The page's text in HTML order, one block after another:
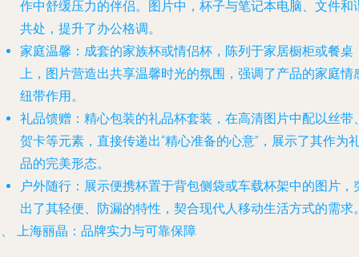
作中舒缓压力的伴侣。图片中，杯子与笔记本电脑、文件和
共处，提升了办公格调。
家庭温馨 ：成套的家族杯或情侣杯，陈列于家居橱柜或餐桌
上，图片营造出共享温馨时光的氛围，强调了产品的家庭情
纽带作用。
礼品馈赠 ：精心包装的礼品杯套装，在高清图片中配以丝带
贺卡等元素，直接传递出“精心准备的心意”，展示了其作为
品的完美形态。
户外随行 ：展示便携杯置于背包侧袋或车载杯架中的图片，
出了其轻便、防漏的特性，契合现代人移动生活方式的需求
上海丽晶：品牌实力与可靠保障